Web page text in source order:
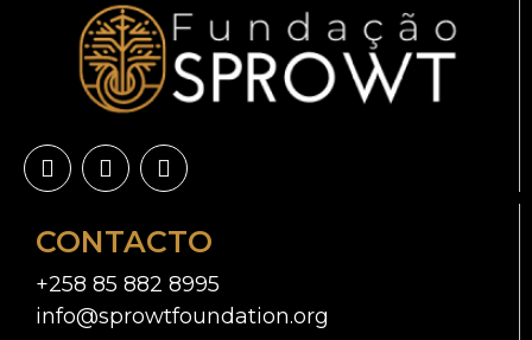
CONTACTO
+258 85 882 8995
info@sprowtfoundation.org